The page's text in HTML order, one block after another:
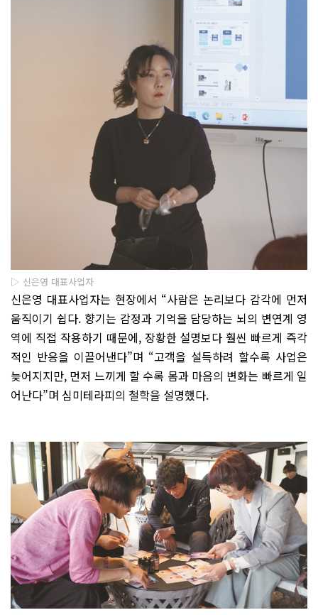
▷ 신은영 대표사업자
신은영 대표사업자는 현장에서 “사람은 논리보다 감각에 먼저
움직이기 쉽다. 향기는 감정과 기억을 담당하는 뇌의 변연계 영
역에 직접 작용하기 때문에, 장황한 설명보다 훨씬 빠르게 즉각
적인 반응을 이끌어낸다”며 “고객을 설득하려 할수록 사업은
늦어지지만, 먼저 느끼게 할 수록 몸과 마음의 변화는 빠르게 일
어난다”며 심미테라피의 철학을 설명했다.